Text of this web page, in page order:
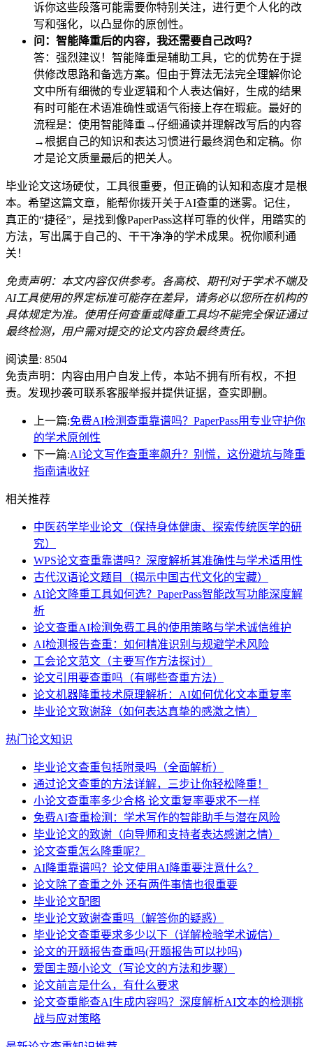
诉你这些段落可能需要你特别关注，进行更个人化的改
写和强化，以凸显你的原创性。
问：智能降重后的内容，我还需要自己改吗？
答：强烈建议！智能降重是辅助工具，它的优势在于提
供修改思路和备选方案。但由于算法无法完全理解你论
文中所有细微的专业逻辑和个人表达偏好，生成的结果
有时可能在术语准确性或语气衔接上存在瑕疵。最好的
流程是：使用智能降重→仔细通读并理解改写后的内容
→根据自己的知识和表达习惯进行最终润色和定稿。你
才是论文质量最后的把关人。
毕业论文这场硬仗，工具很重要，但正确的认知和态度才是根
本。希望这篇文章，能帮你拨开关于AI查重的迷雾。记住，
真正的“捷径”，是找到像PaperPass这样可靠的伙伴，用踏实的
方法，写出属于自己的、干干净净的学术成果。祝你顺利通
关！
免责声明：本文内容仅供参考。各高校、期刊对于学术不端及
AI工具使用的界定标准可能存在差异，请务必以您所在机构的
具体规定为准。使用任何查重或降重工具均不能完全保证通过
最终检测，用户需对提交的论文内容负最终责任。
阅读量: 8504
免责声明：内容由用户自发上传，本站不拥有所有权，不担
责。发现抄袭可联系客服举报并提供证据，查实即删。
上一篇:免费AI检测查重靠谱吗？PaperPass用专业守护你
的学术原创性
下一篇:AI论文写作查重率飙升？别慌，这份避坑与降重
指南请收好
相关推荐
中医药学毕业论文（保持身体健康、探索传统医学的研
究）
WPS论文查重靠谱吗？深度解析其准确性与学术适用性
古代汉语论文题目（揭示中国古代文化的宝藏）
AI论文降重工具如何选？PaperPass智能改写功能深度解
析
论文查重AI检测免费工具的使用策略与学术诚信维护
AI检测报告查重：如何精准识别与规避学术风险
工会论文范文（主要写作方法探讨）
论文引用要查重吗（有哪些查重方法）
论文机器降重技术原理解析：AI如何优化文本重复率
毕业论文致谢辞（如何表达真挚的感激之情）
热门论文知识
毕业论文查重包括附录吗（全面解析）
通过论文查重的方法详解，三步让你轻松降重！
小论文查重率多少合格 论文重复率要求不一样
免费AI查重检测：学术写作的智能助手与潜在风险
毕业论文的致谢（向导师和支持者表达感谢之情）
论文查重怎么降重呢？
AI降重靠谱吗？论文使用AI降重要注意什么？
论文除了查重之外 还有两件事情也很重要
毕业论文配图
毕业论文致谢查重吗（解答你的疑惑）
毕业论文查重要求多少以下（详解检验学术诚信）
论文的开题报告查重吗(开题报告可以抄吗)
爱国主题小论文（写论文的方法和步骤）
论文前言是什么，有什么要求
论文查重能查AI生成内容吗？深度解析AI文本的检测挑
战与应对策略